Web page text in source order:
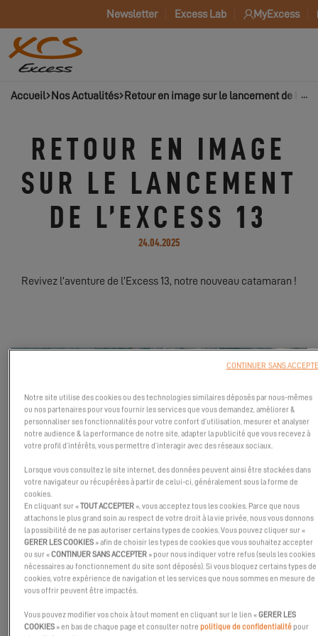
Newsletter Excess Lab MyExcess
Accueil Nos Actualités Retour en image sur le lancement de
RETOUR EN IMAGE
SUR LE LANCEMENT
DE L’EXCESS 13
24.04.2025
Revivez l’aventure de l’Excess 13, notre nouveau catamaran !
Le lancement de l’Excess 13 n’est pas seulement celui d’un
nouveau modèle : c’est l’aboutissement d’un projet porté avec
passion, rigueur et créativité par toutes les équipes Excess. Du
Notre site utilise des cookies ou des technologies similaires déposés par nous-mêmes
ou nos partenaires pour vous fournir les services que vous demandez, améliorer &
personnaliser ses fonctionnalités pour votre confort d’utilisation, mesurer et analyser
notre audience & la performance de notre site, adapter la publicité que vous recevez à
votre profil d’intérêts, vous permettre d’interagir avec des réseaux sociaux.
Lorsque vous consultez le site internet, des données peuvent ainsi être stockées dans
votre navigateur ou récupérées à partir de celui-ci, généralement sous la forme de
cookies.
En cliquant sur «TOUT ACCEPTER », vous acceptez tous les cookies. Parce que nous
attachons le plus grand soin au respect de votre droit à la vie privée, nous vous donnons
la possibilité de ne pas autoriser certains types de cookies. Vous pouvez cliquer sur «
GERER LES COOKIES » afin de choisir les types de cookies que vous souhaitez accepter
ou sur «CONTINUER SANS ACCEPTER » pour nous indiquer votre refus (seuls les cookies
nécessaires au fonctionnement du site sont déposés). Si vous bloquez certains types de
cookies, votre expérience de navigation et les services que nous sommes en mesure de
vous offrir peuvent être impactés.
Vous pouvez modifier vos choix à tout moment en cliquant sur le lien «GERER LES
COOKIES » en bas de chaque page et consulter notrepolitique de confidentialitépour
CONTINUER SANS